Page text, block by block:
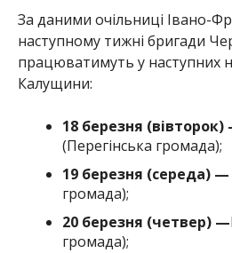
За даними очільниці Івано-
наступному тижні бригади
працюватимуть у наступних
Калущини:
18 березня (вівторок)
(Перегінська громада);
19 березня (середа) —
громада);
20 березня (четвер) —
громада);